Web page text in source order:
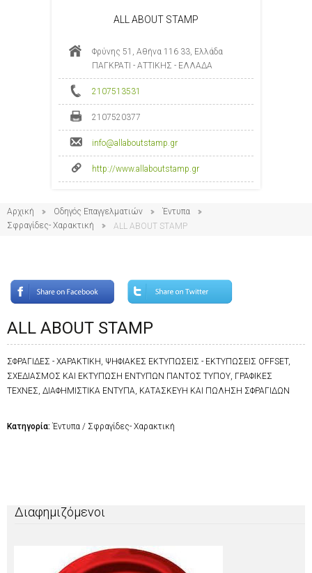
ALL ABOUT STAMP
Φρύνης 51, Αθήνα 116 33, Ελλάδα
ΠΑΓΚΡΑΤΙ - ΑΤΤΙΚΗΣ - ΕΛΛΑΔΑ
2107513531
2107520377
info@allaboutstamp.gr
http://www.allaboutstamp.gr
Αρχική Οδηγός Επαγγελματιών
Έντυπα
Σφραγίδες- Χαρακτική
ALL ABOUT STAMP
ALL ABOUT STAMP
ΣΦΡΑΓΙΔΕΣ - ΧΑΡΑΚΤΙΚΗ, ΨΗΦΙΑΚΕΣ ΕΚΤΥΠΩΣΕΙΣ - ΕΚΤΥΠΩΣΕΙΣ OFFSET,
ΣΧΕΔΙΑΣΜΟΣ ΚΑΙ ΕΚΤΥΠΩΣΗ ΕΝΤΥΠΩΝ ΠΑΝΤΟΣ ΤΥΠΟΥ, ΓΡΑΦΙΚΕΣ
ΤΕΧΝΕΣ, ΔΙΑΦΗΜΙΣΤΙΚΑ ΕΝΤΥΠΑ, ΚΑΤΑΣΚΕΥΗ ΚΑΙ ΠΩΛΗΣΗ ΣΦΡΑΓΙΔΩΝ
Κατηγορία: Έντυπα / Σφραγίδες- Χαρακτική
Διαφημιζόμενοι